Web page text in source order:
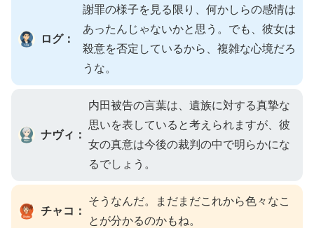
ログ：
謝罪の様子を見る限り、何かしらの感情は
あったんじゃないかと思う。でも、彼女は
殺意を否定しているから、複雑な心境だろ
うな。
ナヴィ：
内田被告の言葉は、遺族に対する真摯な
思いを表していると考えられますが、彼
女の真意は今後の裁判の中で明らかにな
るでしょう。
チャコ：
そうなんだ。まだまだこれから色々なこ
とが分かるのかもね。